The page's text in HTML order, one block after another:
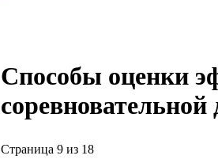
Способы оценки
соревновательной
Страница 9 из 18